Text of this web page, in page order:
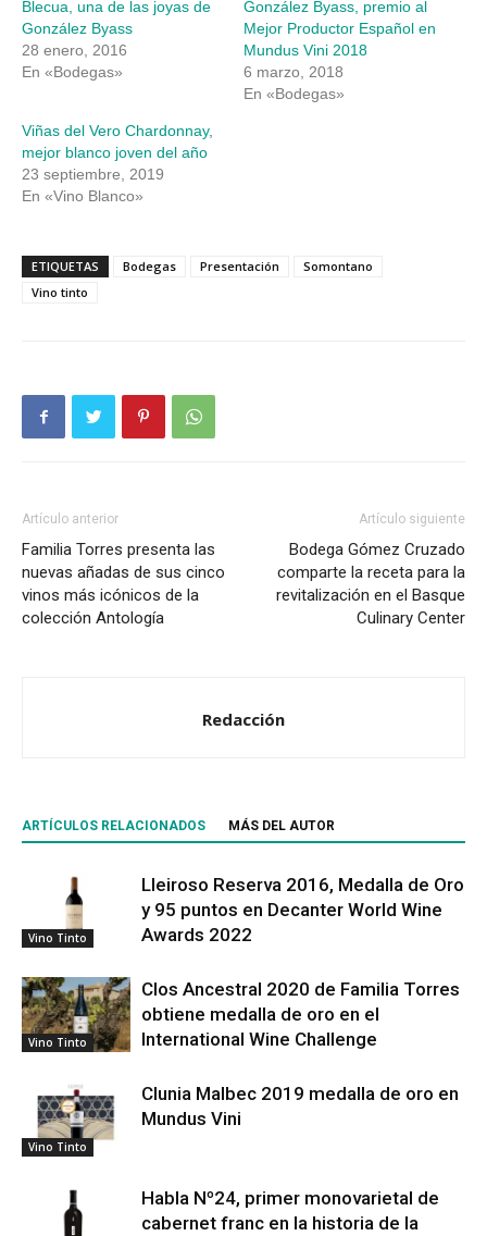
ventana
nueva)
ventana
nueva)
Blecua, una de las joyas de
González Byass
28 enero, 2016
En «Bodegas»
González Byass, premio al
Mejor Productor Español en
Mundus Vini 2018
6 marzo, 2018
En «Bodegas»
Viñas del Vero Chardonnay,
mejor blanco joven del año
23 septiembre, 2019
En «Vino Blanco»
ETIQUETAS Bodegas Presentación
Somontano
Vino tinto
Artículo anterior
Familia Torres presenta las
nuevas añadas de sus cinco
vinos más icónicos de la
colección Antología
Artículo siguiente
Bodega Gómez Cruzado
comparte la receta para la
revitalización en el Basque
Culinary Center
Redacción
ARTÍCULOS RELACIONADOS MÁS DEL AUTOR
Vino Tinto
Lleiroso Reserva 2016, Medalla de Oro
y 95 puntos en Decanter World Wine
Awards 2022
Vino Tinto
Clos Ancestral 2020 de Familia Torres
obtiene medalla de oro en el
International Wine Challenge
Vino Tinto
Clunia Malbec 2019 medalla de oro en
Mundus Vini
Habla Nº24, primer monovarietal de
cabernet franc en la historia de la